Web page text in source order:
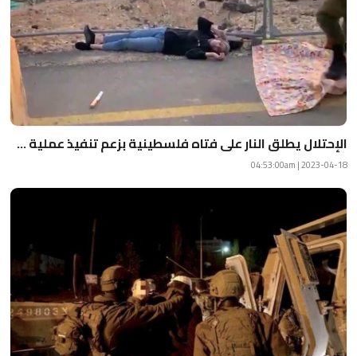
الإحتلال يطلق النار على فتاه فلسطينية بزعم تنفيذ عملية ...
2023-04-18 | 04:53:00am